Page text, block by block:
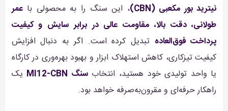
نیترید بور مکعبی (CBN)
، این سنگ را به محصولی باعمر
طولانی، دقت بالا، مقاومت عالی در برابر سایش و کیفیت
پرداخت فوق‌العاده تبدیل کرده است. اگر به دنبال افزایش
کیفیت تیزکاری، کاهش استهلاک ابزار و بهبود بهره‌وری در کارگاه
یا واحد تولیدی خود هستید، انتخابسنگ MI12-CBN
یک
راهکار حرفه‌ای و مقرون‌به‌صرفه خواهد بود.